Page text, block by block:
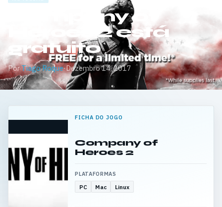
Company of
Heroes 2 está
gratuito
PorTiago Roque·Dezembro 14, 2017
FICHA DO JOGO
Company of
Heroes 2
PLATAFORMAS
PC Mac Linux